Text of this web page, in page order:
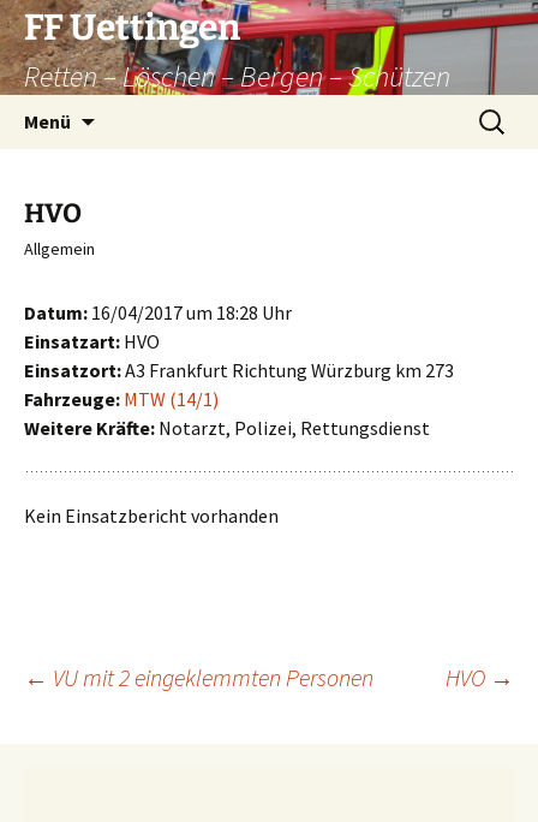
Zum
Inhalt
springen
FF Uettingen
Retten – Löschen – Bergen – Schützen
Menü
Suchen
nach:
HVO
Allgemein
Datum: 16/04/2017 um 18:28 Uhr
Einsatzart: HVO
Einsatzort:A3 Frankfurt Richtung Würzburg km 273
Fahrzeuge: MTW (14/1)
Weitere Kräfte: Notarzt, Polizei, Rettungsdienst
Kein Einsatzbericht vorhanden
Beitragsnavigation
← VU mit 2 eingeklemmten Personen HVO →